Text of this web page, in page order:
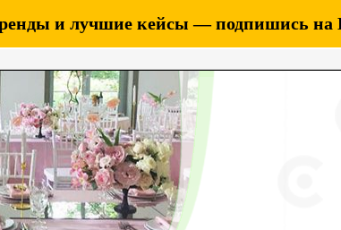
и лучшие кейсы — подпишись на